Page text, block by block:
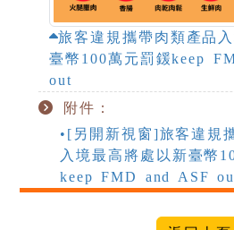
旅客違規攜帶肉類產品
臺幣100萬元罰鍰keep
out
附件：
•[另開新視窗]旅客違規
入境最高將處以新臺幣
keep FMD and ASF